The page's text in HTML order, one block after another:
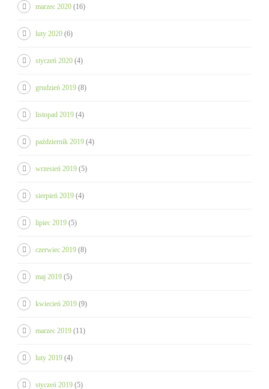
marzec 2020 (16)
luty 2020 (6)
styczeń 2020 (4)
grudzień 2019 (8)
listopad 2019 (4)
październik 2019 (4)
wrzesień 2019 (5)
sierpień 2019 (4)
lipiec 2019 (5)
czerwiec 2019 (8)
maj 2019 (5)
kwiecień 2019 (9)
marzec 2019 (11)
luty 2019 (4)
styczeń 2019 (5)